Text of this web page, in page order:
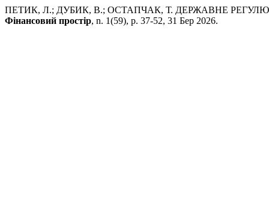
ПЕТИК, Л.; ДУБИК, В.; ОСТАПЧАК, Т. ДЕРЖАВНЕ
Фінансовий простір, n. 1(59), p. 37-52, 31 Бер 2026.